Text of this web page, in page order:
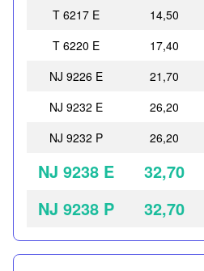
T 6217 E
14,50
T 6220 E
17,40
NJ 9226 E
21,70
NJ 9232 E
26,20
NJ 9232 P
26,20
NJ 9238 E 32,70
NJ 9238 P
32,70